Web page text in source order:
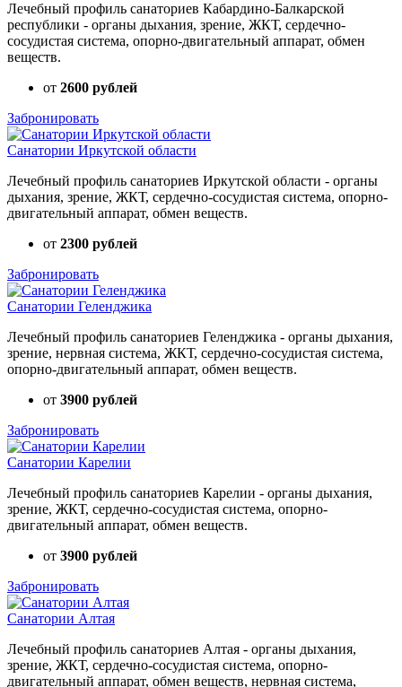
Лечебный профиль санаториев Кабардино-Балкарской
республики - органы дыхания, зрение, ЖКТ, сердечно-
сосудистая система, опорно-двигательный аппарат, обмен
веществ.
от 2600 рублей
Забронировать
Санатории Иркутской области
Лечебный профиль санаториев Иркутской области - органы
дыхания, зрение, ЖКТ, сердечно-сосудистая система, опорно-
двигательный аппарат, обмен веществ.
от 2300 рублей
Забронировать
Санатории Геленджика
Лечебный профиль санаториев Геленджика - органы дыхания,
зрение, нервная система, ЖКТ, сердечно-сосудистая система,
опорно-двигательный аппарат, обмен веществ.
от 3900 рублей
Забронировать
Санатории Карелии
Лечебный профиль санаториев Карелии - органы дыхания,
зрение, ЖКТ, сердечно-сосудистая система, опорно-
двигательный аппарат, обмен веществ.
от 3900 рублей
Забронировать
Санатории Алтая
Лечебный профиль санаториев Алтая - органы дыхания,
зрение, ЖКТ, сердечно-сосудистая система, опорно-
двигательный аппарат, обмен веществ, нервная система,